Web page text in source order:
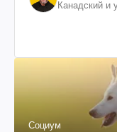
Канадский и
Социум